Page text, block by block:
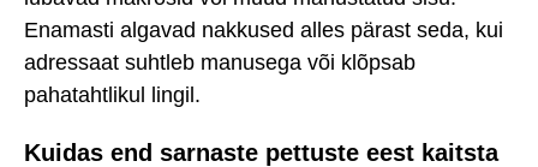
Enamasti algavad nakkused alles pärast seda, kui
adressaat suhtleb manusega või klõpsab
pahatahtlikul lingil.
Kuidas end sarnaste pettuste eest kaitsta